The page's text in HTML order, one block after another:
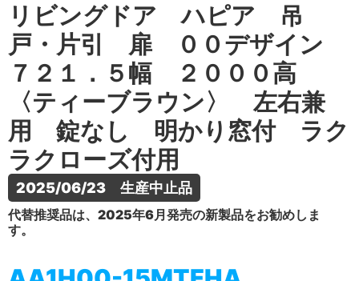
リビングドア ハピア 吊
戸・片引 扉 ００デザイン
７２１．５幅 ２０００高
〈ティーブラウン〉 左右兼
用 錠なし 明かり窓付 ラク
ラクローズ付用
2025/06/23　生産中止品
代替推奨品は、2025年6月発売の新製品をお勧めしま
す。